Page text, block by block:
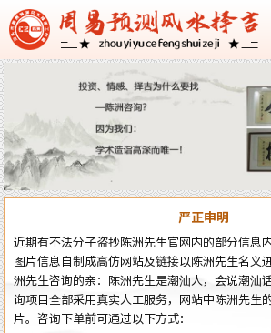
严正申明
近期有不法分子盗抄陈洲先生官网内的部分信息
图片信息自制成高仿网站及链接以陈洲先生名义
洲先生咨询的亲：陈洲先生是潮汕人，会说潮汕
询项目全部采用真实人工服务，网站中陈洲先生
片。咨询下单前可通过以下方式：